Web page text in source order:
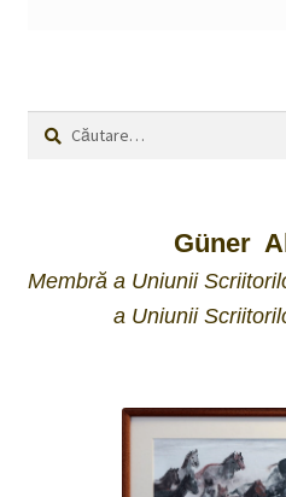
Caută
după:
Güner
Membră a Uniunii
a Uniunii